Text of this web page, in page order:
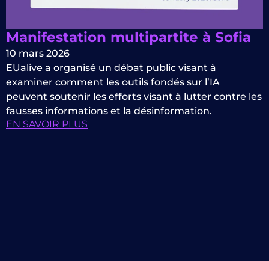
Manifestation multipartite à Sofia
10 mars 2026
EUalive a organisé un débat public visant à
examiner comment les outils fondés sur l’IA
peuvent soutenir les efforts visant à lutter contre les
fausses informations et la désinformation.
EN SAVOIR PLUS